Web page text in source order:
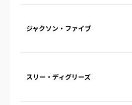
ジャクソン・ファイブ
スリー・ディグリーズ